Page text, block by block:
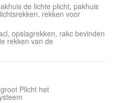
de lichte plicht, pakhuis
rekken voor
opslagrekken, rakc bevinden
rekken van de
Plicht het